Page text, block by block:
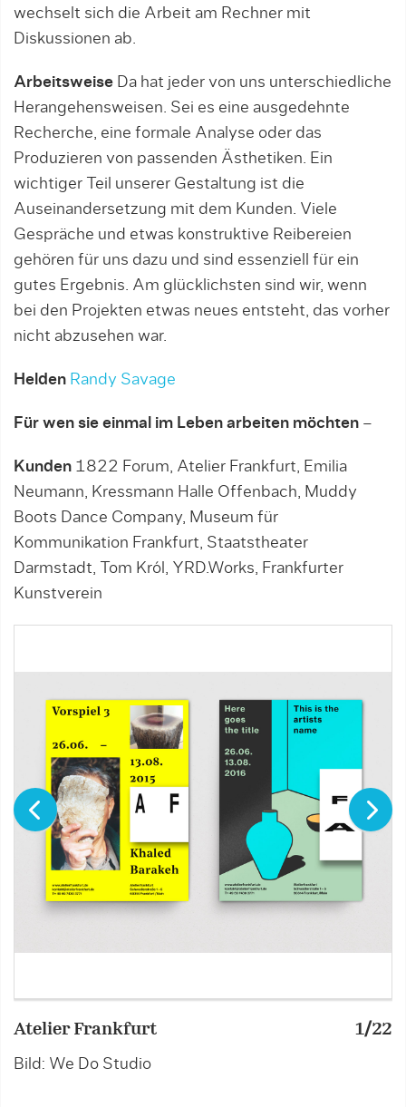
wechselt sich die Arbeit am Rechner mit
Diskussionen ab.
Arbeitsweise Da hat jeder von uns unterschiedliche
Herangehensweisen. Sei es eine ausgedehnte
Recherche, eine formale Analyse oder das
Produzieren von passenden Ästhetiken. Ein
wichtiger Teil unserer Gestaltung ist die
Auseinandersetzung mit dem Kunden. Viele
Gespräche und etwas konstruktive Reibereien
gehören für uns dazu und sind essenziell für ein
gutes Ergebnis. Am glücklichsten sind wir, wenn
bei den Projekten etwas neues entsteht, das vorher
nicht abzusehen war.
Helden Randy Savage
Für wen sie einmal im Leben arbeiten möchten –
Kunden 1822 Forum, Atelier Frankfurt, Emilia
Neumann, Kressmann Halle Offenbach, Muddy
Boots Dance Company, Museum für
Kommunikation Frankfurt, Staatstheater
Darmstadt, Tom Król, YRD.Works, Frankfurter
Kunstverein
Atelier Frankfurt
Bild: We Do Studio
1/22